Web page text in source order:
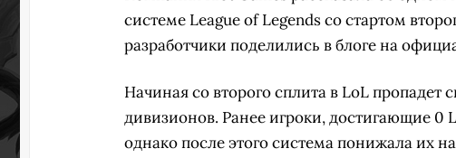
системе League of Legends со стартом
разработчики поделились в блоге на
Начиная со второго сплита в LoL
дивизионов. Ранее игроки, достигающие 0
однако после этого система понижала их